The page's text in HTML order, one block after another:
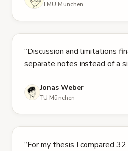
LMU München
5 von 5 Sternen
“Discussion and limitations
separate notes instead of a
Jonas Weber
TU München
5 von 5 Sternen
“For my thesis I compared